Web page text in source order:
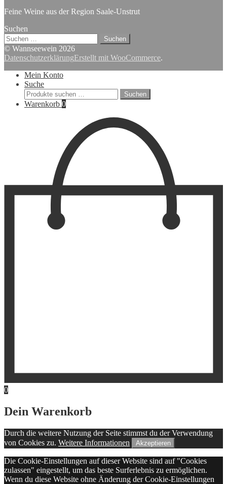
Feine Weine aus der Region Saale-Unstrut
Suchen
Suchen
nach:
© Wannseewein 2026
DatenschutzerklärungErstellt mit WooCommerce.
Mein Konto
Suche
Suchen
nach:
Suchen
Warenkorb 0
0
Dein Warenkorb
Durch die weitere Nutzung der Seite stimmst du der Verwendung
von Cookies zu. Weitere Informationen Akzeptieren
Die Cookie-Einstellungen auf dieser Website sind auf "Cookies
zulassen" eingestellt, um das beste Surferlebnis zu ermöglichen.
Wenn du diese Website ohne Änderung der Cookie-Einstellungen